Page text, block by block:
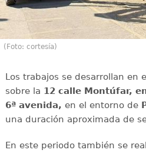
(Foto: cortesía)
Los trabajos se desarrollan en
sobre la 12 calle Montúfar,
6ª avenida, en el entorno de
una duración aproximada de
En este periodo también se